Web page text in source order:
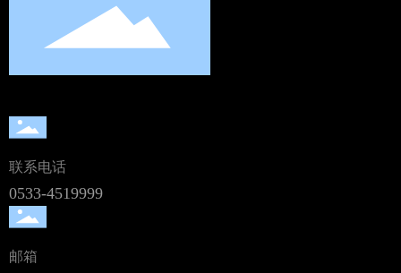
联系电话
0533-4519999
邮箱